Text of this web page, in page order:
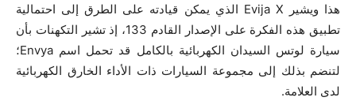
هذا ويشير Evija X الذي يمكن قيادته على الطرق إلى احتمالية
تطبيق هذه الفكرة على الإصدار القادم 133، إذ تشير التكهنات بأن
سيارة لوتس السيدان الكهربائية بالكامل قد تحمل اسم Envya؛
لتنضم بذلك إلى مجموعة السيارات ذات الأداء الخارق الكهربائية
لدى العلامة.